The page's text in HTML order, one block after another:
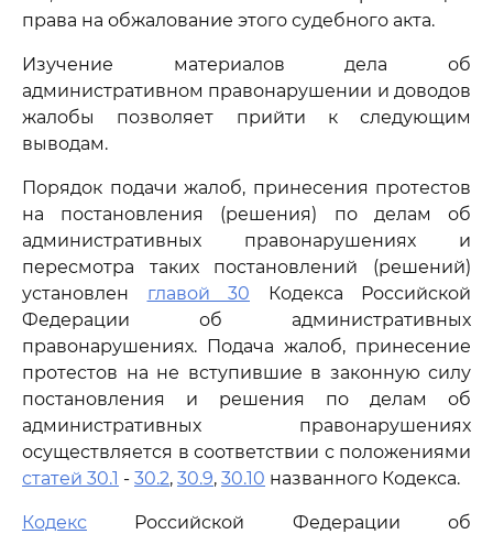
права на обжалование этого судебного акта.
Изучение материалов дела об
административном правонарушении и доводов
жалобы позволяет прийти к следующим
выводам.
Порядок подачи жалоб, принесения протестов
на постановления (решения) по делам об
административных правонарушениях и
пересмотра таких постановлений (решений)
установлен главой 30 Кодекса Российской
Федерации об административных
правонарушениях. Подача жалоб, принесение
протестов на не вступившие в законную силу
постановления и решения по делам об
административных правонарушениях
осуществляется в соответствии с положениями
статей 30.1 - 30.2, 30.9, 30.10 названного Кодекса.
Кодекс Российской Федерации об